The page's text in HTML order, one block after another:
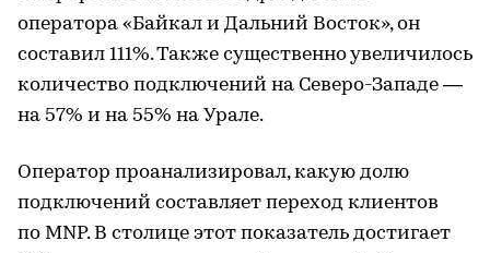
оператора «Байкал и Дальний Восток», он
составил 111%. Также существенно увеличилось
количество подключений на Северо-Западе —
на 57% и на 55% на Урале.
Оператор проанализировал, какую долю
подключений составляет переход клиентов
по MNP. В столице этот показатель достигает